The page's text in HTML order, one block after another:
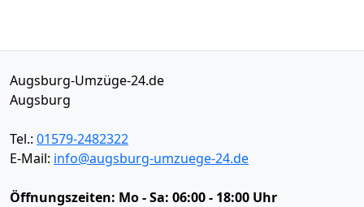
Augsburg-Umzüge-24.de
Augsburg
Tel.: 01579-2482322
E-Mail: info@augsburg-umzuege-24.de
Öffnungszeiten: Mo - Sa: 06:00 - 18:00 Uhr